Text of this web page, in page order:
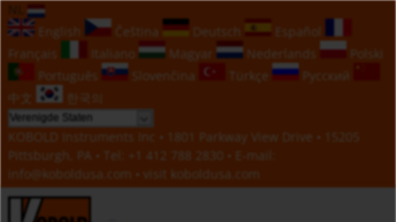
NL
English
Čeština Deutsch
Español
Français
Italiano Magyar Nederlands
Polski
Português
Slovenčina Türkçe
Русский
中文
한국의
KOBOLD Instruments Inc • 1801 Parkway View Drive • 15205
Pittsburgh, PA • Tel:
+1 412 788 2830 • E-mail:
info@koboldusa.com • visit koboldusa.com